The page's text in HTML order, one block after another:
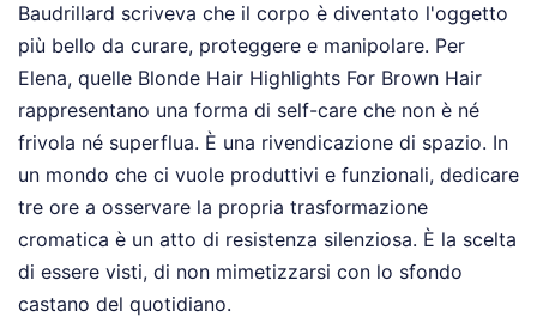
Baudrillard scriveva che il corpo è diventato l'oggetto
più bello da curare, proteggere e manipolare. Per
Elena, quelle Blonde Hair Highlights For Brown Hair
rappresentano una forma di self-care che non è né
frivola né superflua. È una rivendicazione di spazio. In
un mondo che ci vuole produttivi e funzionali, dedicare
tre ore a osservare la propria trasformazione
cromatica è un atto di resistenza silenziosa. È la scelta
di essere visti, di non mimetizzarsi con lo sfondo
castano del quotidiano.